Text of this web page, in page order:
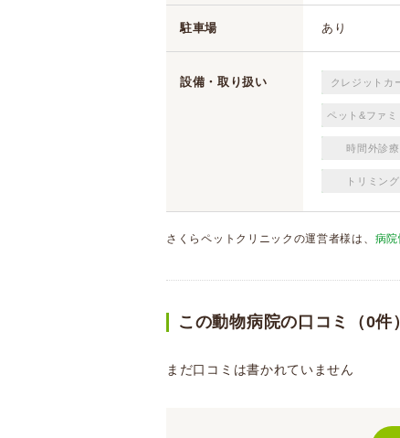
駐車場 あり
設備・取り扱い クレジットカ
ペット&ファミ
時間外診療
トリミング
さくらペットクリニックの運営者様は、 病
この動物病院の口コミ（0件）
まだ口コミは書かれていません